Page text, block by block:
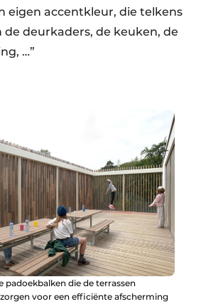
eigen accentkleur, die telkens
deurkaders, de keuken, de
…”
padoekbalken die de terrassen
voor een efficiënte afscherming